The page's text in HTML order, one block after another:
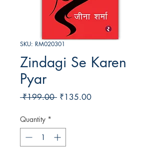
SKU: RM020301
Zindagi Se Karen
Pyar
₹199.00 Regular
₹135.00Sale
Quantity *